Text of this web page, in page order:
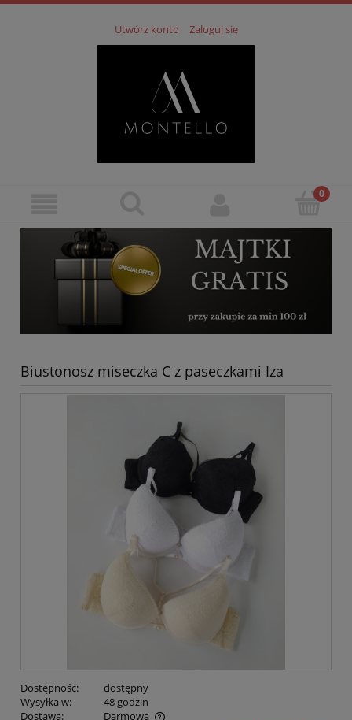
Utwórz konto Zaloguj się
Biustonosz miseczka C z paseczkami Iza
Dostępność:
dostępny
Wysyłka w:
48 godzin
Dostawa:
Darmowa